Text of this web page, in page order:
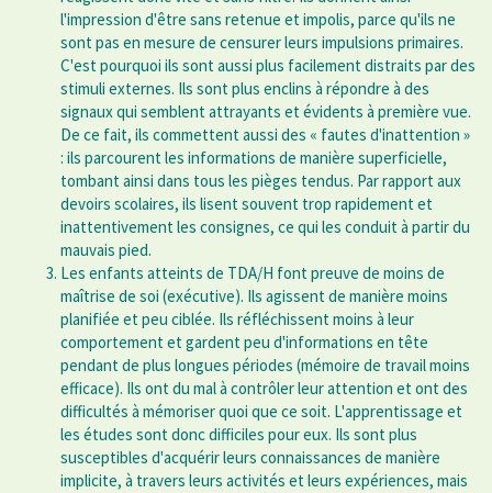
l'impression d'être sans retenue et impolis, parce qu'ils ne
sont pas en mesure de censurer leurs impulsions primaires.
C'est pourquoi ils sont aussi plus facilement distraits par des
stimuli externes. Ils sont plus enclins à répondre à des
signaux qui semblent attrayants et évidents à première vue.
De ce fait, ils commettent aussi des « fautes d'inattention »
: ils parcourent les informations de manière superficielle,
tombant ainsi dans tous les pièges tendus. Par rapport aux
devoirs scolaires, ils lisent souvent trop rapidement et
inattentivement les consignes, ce qui les conduit à partir du
mauvais pied.
Les enfants atteints de TDA/H font preuve de moins de
maîtrise de soi (exécutive). Ils agissent de manière moins
planifiée et peu ciblée. Ils réfléchissent moins à leur
comportement et gardent peu d'informations en tête
pendant de plus longues périodes (mémoire de travail moins
efficace). Ils ont du mal à contrôler leur attention et ont des
difficultés à mémoriser quoi que ce soit. L'apprentissage et
les études sont donc difficiles pour eux. Ils sont plus
susceptibles d'acquérir leurs connaissances de manière
implicite, à travers leurs activités et leurs expériences, mais